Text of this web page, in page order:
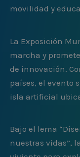
movilidad y
La Exposición
marcha y
de innovación.
países, el evento
isla artificial
Bajo el lema
nuestras vidas”,